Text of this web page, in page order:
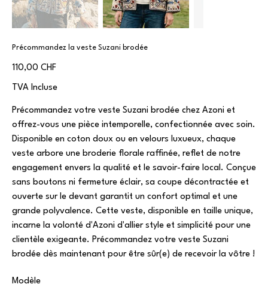
Précommandez la veste Suzani brodée
Prix
110,00 CHF
TVA Incluse
Précommandez votre veste Suzani brodée chez Azoni et
offrez-vous une pièce intemporelle, confectionnée avec soin.
Disponible en coton doux ou en velours luxueux, chaque
veste arbore une broderie florale raffinée, reflet de notre
engagement envers la qualité et le savoir-faire local. Conçue
sans boutons ni fermeture éclair, sa coupe décontractée et
ouverte sur le devant garantit un confort optimal et une
grande polyvalence. Cette veste, disponible en taille unique,
incarne la volonté d'Azoni d'allier style et simplicité pour une
clientèle exigeante. Précommandez votre veste Suzani
brodée dès maintenant pour être sûr(e) de recevoir la vôtre !
Modèle